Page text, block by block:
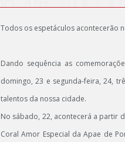
Todos os espetáculos acontecerão
Dando sequência as
domingo, 23 e segunda-feira, 24,
talentos da nossa cidade.
No sábado, 22, acontecerá a partir
Coral Amor Especial da Apae de